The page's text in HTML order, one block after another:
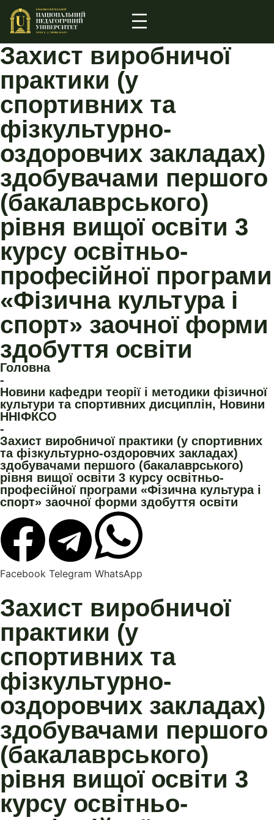
Захист виробничої
практики (у
спортивних та
фізкультурно-
оздоровчих закладах)
здобувачами першого
(бакалаврського)
рівня вищої освіти 3
курсу освітньо-
професійної програми
«Фізична культура і
спорт» заочної форми
здобуття освіти
Головна
-
Новини кафедри теорії і методики фізичної
культури та спортивних дисциплін, Новини
ННІФКСО
-
Захист виробничої практики (у спортивних
та фізкультурно-оздоровчих закладах)
здобувачами першого (бакалаврського)
рівня вищої освіти 3 курсу освітньо-
професійної програми «Фізична культура і
спорт» заочної форми здобуття освіти
Facebook Telegram WhatsApp
Захист виробничої
практики (у
спортивних та
фізкультурно-
оздоровчих закладах)
здобувачами першого
(бакалаврського)
рівня вищої освіти 3
курсу освітньо-